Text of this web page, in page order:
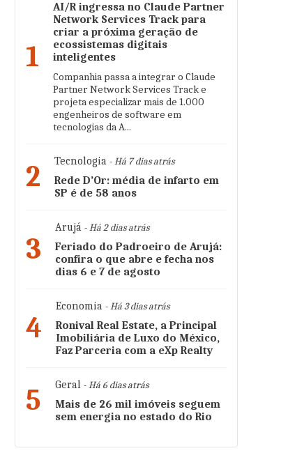
1
AI/R ingressa no Claude Partner
Network Services Track para
criar a próxima geração de
ecossistemas digitais
inteligentes
Companhia passa a integrar o Claude
Partner Network Services Track e
projeta especializar mais de 1.000
engenheiros de software em
tecnologias da A...
2 Tecnologia - Há 7 dias atrás
Rede D’Or: média de infarto em
SP é de 58 anos
3
Arujá - Há 2 dias atrás
Feriado do Padroeiro de Arujá:
confira o que abre e fecha nos
dias 6 e 7 de agosto
4
Economia - Há 3 dias atrás
Ronival Real Estate, a Principal
Imobiliária de Luxo do México,
Faz Parceria com a eXp Realty
5 Geral - Há 6 dias atrás
Mais de 26 mil imóveis seguem
sem energia no estado do Rio